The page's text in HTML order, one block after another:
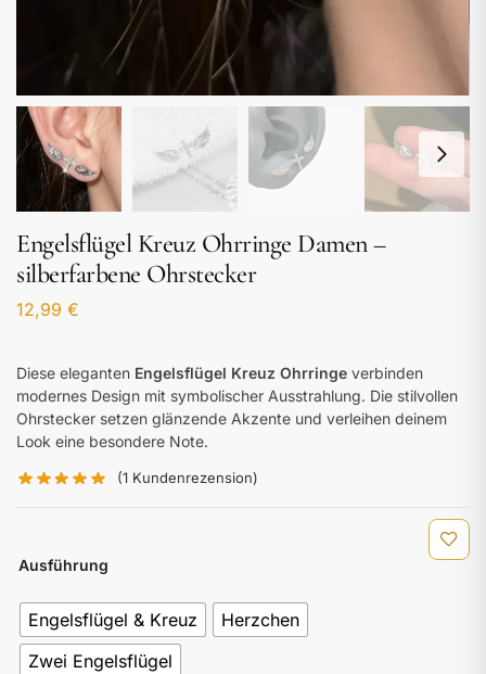
Engelsflügel Kreuz Ohrringe Damen –
silberfarbene Ohrstecker
12,99 €
Diese eleganten Engelsflügel Kreuz Ohrringe verbinden
modernes Design mit symbolischer Ausstrahlung. Die stilvollen
Ohrstecker setzen glänzende Akzente und verleihen deinem
Look eine besondere Note.
(1 Kundenrezension)
Ausführung
Engelsflügel & Kreuz
Herzchen
Zwei Engelsflügel